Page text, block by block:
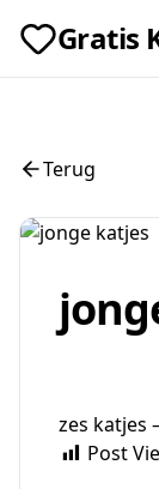
Gratis
Terug
zes katjes
Post